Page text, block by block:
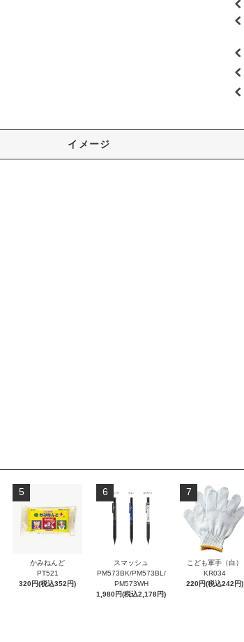
イメージ
5
かみねんど
PT521
320円(税込352円)
6
スマッシュ
PM573BK/PM573BL/
PM573WH
1,980円(税込2,178円)
7
こども軍手（白）
KR034
220円(税込242円)